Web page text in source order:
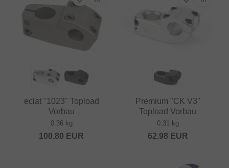
eclat "1023" Topload
Vorbau
0.36 kg
100.80 EUR
Premium "CK V3"
Topload Vorbau
0.31 kg
62.98 EUR